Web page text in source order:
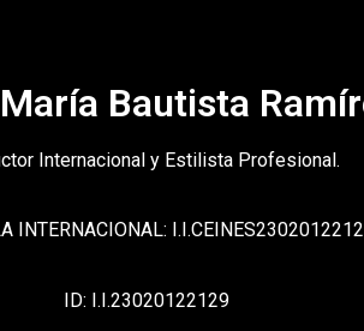
Bautista
Internacional y Estilista Profesional.
INTERNACIONAL:
ID: I.I.23020122129